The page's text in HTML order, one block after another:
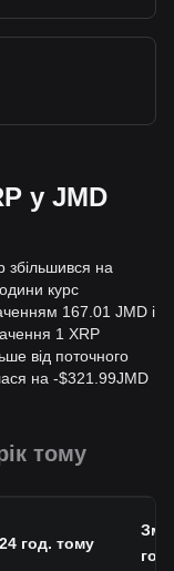
у JMD
на
курс
167.01 JMD і
1 XRP
від поточного
на -$321.99JMD
тому
24 год. тому
год.